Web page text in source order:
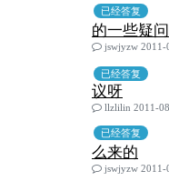
已经答复
的一些疑问
jswjyzw 2011-
已经答复
议呀
llzlilin 2011-
已经答复
么来的
jswjyzw 2011-